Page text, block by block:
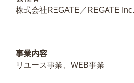
株式会社REGATE／REGATE Inc.
事業内容
リユース事業、WEB事業